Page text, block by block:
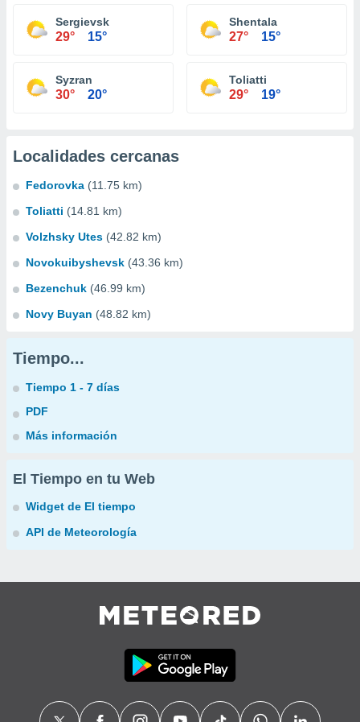
Sergievsk
29° 15°
Shentala
27° 15°
Syzran
30° 20°
Toliatti
29° 19°
Localidades cercanas
Fedorovka (11.75 km)
Toliatti (14.81 km)
Volzhsky Utes (42.82 km)
Novokuibyshevsk (43.36 km)
Bezenchuk (46.99 km)
Novy Buyan (48.82 km)
Tiempo...
Tiempo 1 - 7 días
PDF
Más información
El Tiempo en tu Web
Widget de El tiempo
API de Meteorología